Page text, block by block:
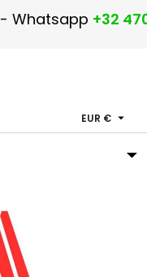
- Whatsapp +32
EUR € 